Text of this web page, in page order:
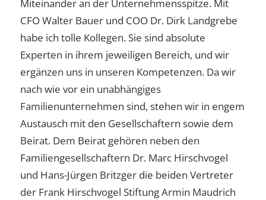
Miteinander an der Unternehmensspitze. Mit
CFO Walter Bauer und COO Dr. Dirk Landgrebe
habe ich tolle Kollegen. Sie sind absolute
Experten in ihrem jeweiligen Bereich, und wir
ergänzen uns in unseren Kompetenzen. Da wir
nach wie vor ein unabhängiges
Familienunternehmen sind, stehen wir in engem
Austausch mit den Gesellschaftern sowie dem
Beirat. Dem Beirat gehören neben den
Familiengesellschaftern Dr. Marc Hirschvogel
und Hans-Jürgen Britzger die beiden Vertreter
der Frank Hirschvogel Stiftung Armin Maudrich